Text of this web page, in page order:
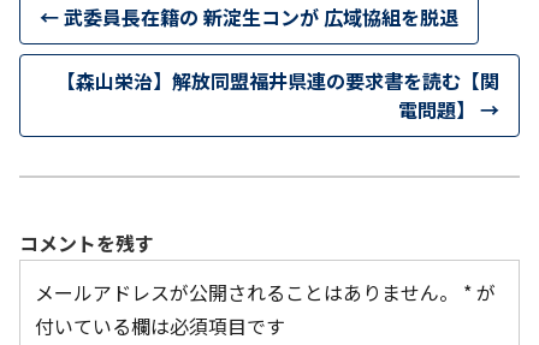
←武委員長在籍の 新淀生コンが 広域協組を脱退
【森山栄治】解放同盟福井県連の要求書を読む【関
電問題】 →
コメントを残す
メールアドレスが公開されることはありません。
*が
付いている欄は必須項目です